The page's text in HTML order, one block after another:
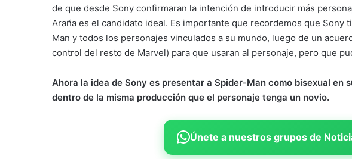
de que desde Sony confirmaran la intención de introducir más
Araña es el candidato ideal. Es importante que recordemos que Sony
Man y todos los personajes vinculados a su mundo, luego de un
control del resto de Marvel) para que usaran al personaje, pero que
Ahora la idea de Sony es presentar a Spider-Man como bisexual en
dentro de la misma producción que el personaje tenga un novio.
Únete a nuestros grupos de